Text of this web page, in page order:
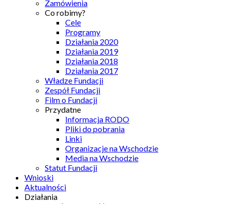
Zamówienia
Co robimy?
Cele
Programy
Działania 2020
Działania 2019
Działania 2018
Działania 2017
Władze Fundacji
Zespół Fundacji
Film o Fundacji
Przydatne
Informacja RODO
Pliki do pobrania
Linki
Organizacje na Wschodzie
Media na Wschodzie
Statut Fundacji
Wnioski
Aktualności
Działania